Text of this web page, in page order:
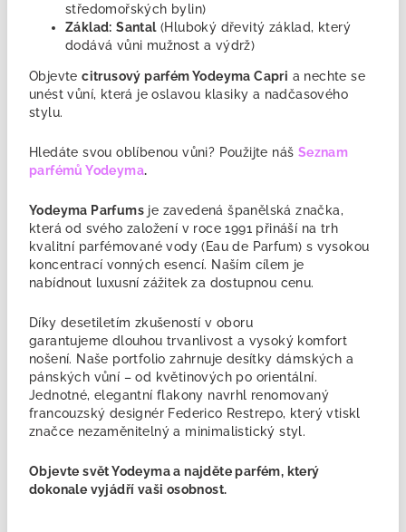
středomořských bylin)
Základ: Santal (Hluboký dřevitý základ, který
dodává vůni mužnost a výdrž)
Objevtecitrusový parfém Yodeyma Capri a nechte se
unést vůní, která je oslavou klasiky a nadčasového
stylu.
Hledáte svou oblíbenou vůni? Použijte náš Seznam
parfémů Yodeyma.
Yodeyma Parfums je zavedenášpanělská značka,
která od svého založení v roce 1991 přináší na trh
kvalitní parfémované vody (Eau de Parfum) s vysokou
koncentrací vonných esencí. Naším cílem je
nabídnout luxusní zážitek za dostupnou cenu.
Díky desetiletím zkušeností v oboru
garantujeme dlouhou trvanlivost a vysoký komfort
nošení. Naše portfolio zahrnuje desítky dámských a
pánských vůní – od květinových po orientální.
Jednotné, elegantní flakony navrhl renomovaný
francouzský designér Federico Restrepo, který vtiskl
značce nezaměnitelný a minimalistický styl.
Objevte svět Yodeyma a najděteparfém, který
dokonale vyjádří vaši osobnost.